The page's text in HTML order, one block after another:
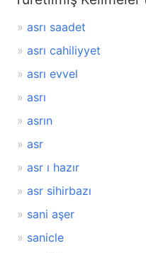
asrı saadet
asrı cahiliyyet
asrı evvel
asrı
asrın
asr
asr ı hazır
asr sihirbazı
sani aşer
sanicle